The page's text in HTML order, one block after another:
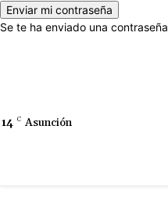
Se te ha enviado una
14 C Asunción